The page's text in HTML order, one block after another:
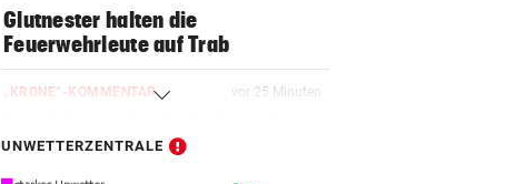
Glutnester halten die
Feuerwehrleute auf Trab
„KRONE“-KOMMENTAR vor 25 Minuten
UNWETTERZENTRALE